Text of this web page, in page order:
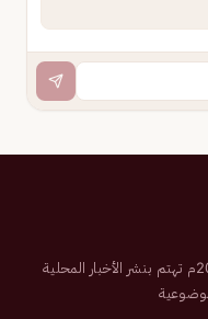
صحيفة إلكترونية سعودية تم تأسيسها عام 2007م تهتم بنشر الأخبار المحلية